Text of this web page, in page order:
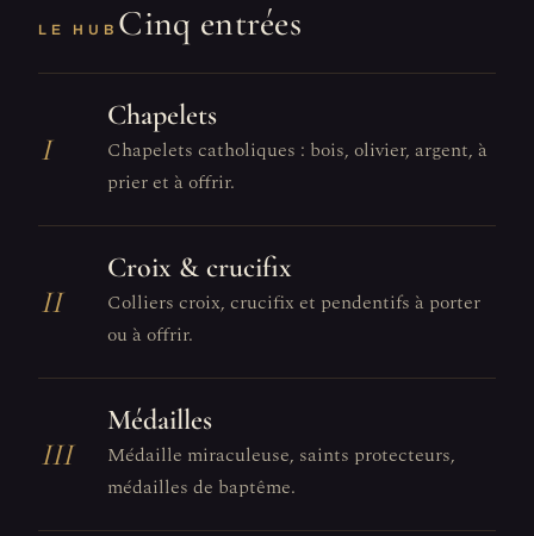
LE HUB Cinq entrées
I
Chapelets
Chapelets catholiques : bois, olivier, argent, à
prier et à offrir.
II
Croix & crucifix
Colliers croix, crucifix et pendentifs à porter
ou à offrir.
III
Médailles
Médaille miraculeuse, saints protecteurs,
médailles de baptême.